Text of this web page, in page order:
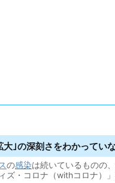
大｣の深刻さをわかってい
の感染は続いているものの
ズ・コロナ（withコロナ）